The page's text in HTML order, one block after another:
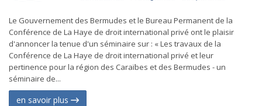
Le Gouvernement des Bermudes et le Bureau Permanent de la
Conférence de La Haye de droit international privé ont le plaisir
d'annoncer la tenue d'un séminaire sur : « Les travaux de la
Conférence de La Haye de droit international privé et leur
pertinence pour la région des Caraïbes et des Bermudes - un
séminaire de...
en savoir plus